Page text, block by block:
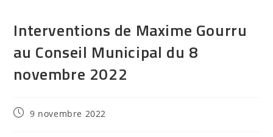
Interventions de Maxime Gourru
au Conseil Municipal du 8
novembre 2022
9 novembre 2022